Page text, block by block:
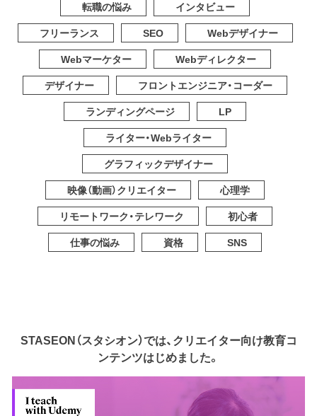
転職の悩み
インタビュー
フリーランス
SEO
Webデザイナー
Webマーケター
Webディレクター
デザイナー
フロントエンジニア・コーダー
ランディングページ
LP
ライター・Webライター
グラフィックデザイナー
映像（動画）クリエイター
心理学
リモートワーク・テレワーク
初心者
仕事の悩み
資格 SNS
STASEON（スタシオン）では、クリエイター向け教育コ
ンテンツはじめました。